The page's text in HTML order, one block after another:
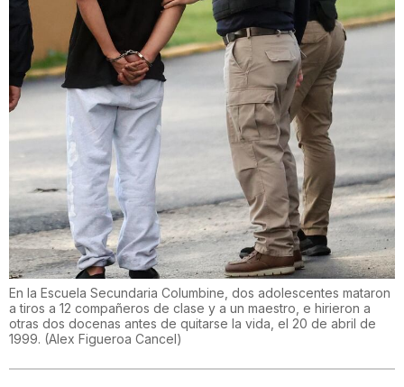
En la Escuela Secundaria Columbine, dos adolescentes mataron
a tiros a 12 compañeros de clase y a un maestro, e hirieron a
otras dos docenas antes de quitarse la vida, el 20 de abril de
1999. (Alex Figueroa Cancel)